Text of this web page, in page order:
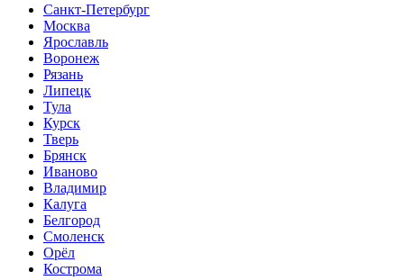
Санкт-Петербург
Москва
Ярославль
Воронеж
Рязань
Липецк
Тула
Курск
Тверь
Брянск
Иваново
Владимир
Калуга
Белгород
Смоленск
Орёл
Кострома